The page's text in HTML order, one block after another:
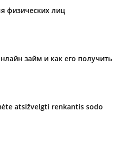
физических лиц
займ и как его получить
atsižvelgti renkantis sodo